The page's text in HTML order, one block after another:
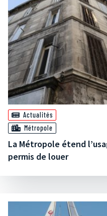
Actualités
Métropole
La Métropole étend
permis de louer